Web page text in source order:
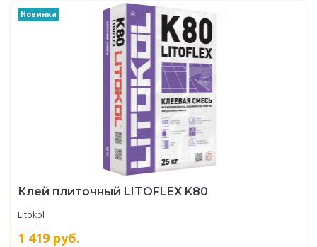
Новинка
Клей плиточный LITOFLEX K80
Litokol
1 419 руб.